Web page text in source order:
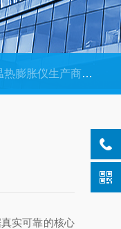
仪生产商推荐 专注材料检测仪器制造
实可靠的核心